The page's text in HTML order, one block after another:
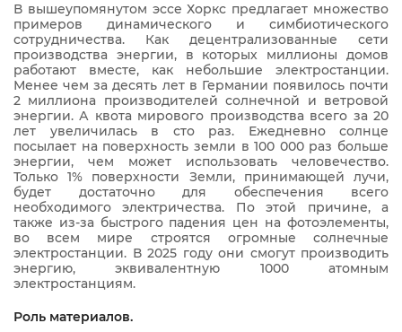
В вышеупомянутом эссе Хоркс предлагает множество
примеров динамического и симбиотического
сотрудничества. Как децентрализованные сети
производства энергии, в которых миллионы домов
работают вместе, как небольшие электростанции.
Менее чем за десять лет в Германии появилось почти
2 миллиона производителей солнечной и ветровой
энергии. А квота мирового производства всего за 20
лет увеличилась в сто раз. Ежедневно солнце
посылает на поверхность земли в 100 000 раз больше
энергии, чем может использовать человечество.
Только 1% поверхности Земли, принимающей лучи,
будет достаточно для обеспечения всего
необходимого электричества. По этой причине, а
также из-за быстрого падения цен на фотоэлементы,
во всем мире строятся огромные солнечные
электростанции. В 2025 году они смогут производить
энергию, эквивалентную 1000 атомным
электростанциям.
Роль материалов.